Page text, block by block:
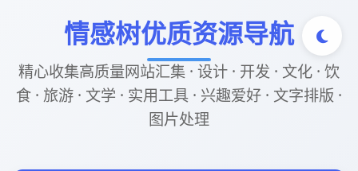
情感树优质资源导航
精心收集高质量网站汇集 · 设计 · 开发 · 文化 · 饮
食 · 旅游 · 文学 · 实用工具 · 兴趣爱好 · 文字排版 ·
图片处理